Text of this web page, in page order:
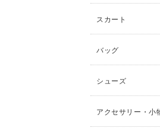
スカート
バッグ
シューズ
アクセサリー・小